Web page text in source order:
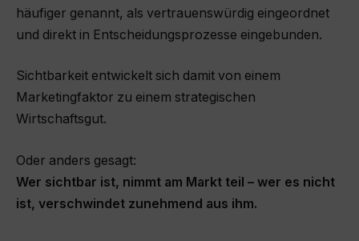
häufiger genannt, als vertrauenswürdig eingeordnet
und direkt in Entscheidungsprozesse eingebunden.
Sichtbarkeit entwickelt sich damit von einem
Marketingfaktor zu einem strategischen
Wirtschaftsgut.
Oder anders gesagt:
Wer sichtbar ist, nimmt am Markt teil – wer es nicht
ist, verschwindet zunehmend aus ihm.